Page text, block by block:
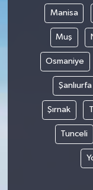
Manisa
Muş
Osmaniye
Şanlıurfa
Şırnak
Tunceli